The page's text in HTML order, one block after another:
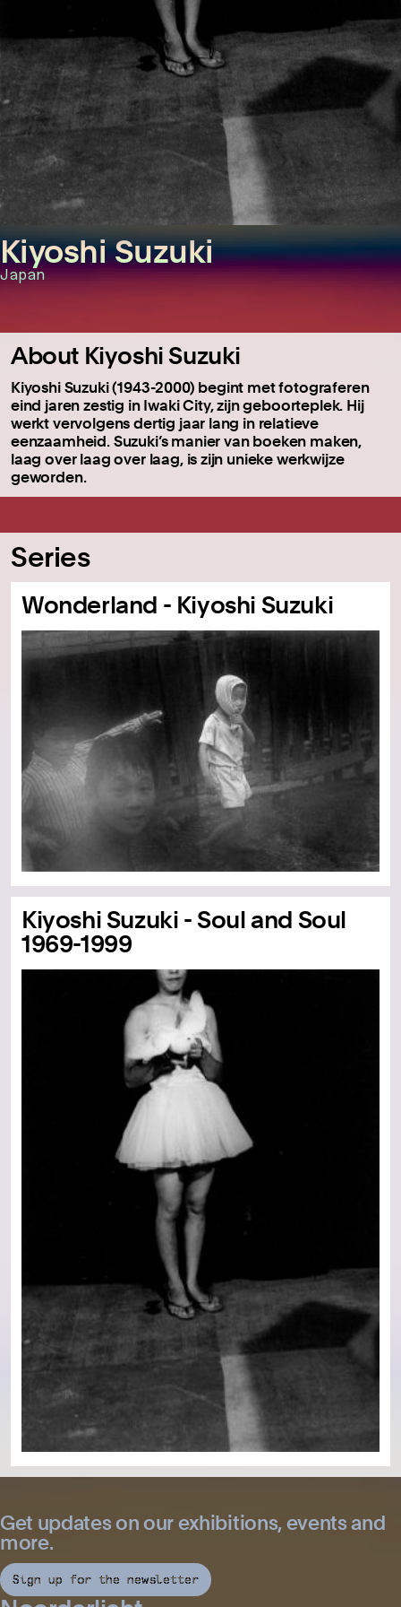
Kiyoshi Suzuki
Japan
About Kiyoshi Suzuki
Kiyoshi Suzuki (1943-2000) begint met fotograferen
eind jaren zestig in Iwaki City, zijn geboorteplek. Hij
werkt vervolgens dertig jaar lang in relatieve
eenzaamheid. Suzuki’s manier van boeken maken,
laag over laag over laag, is zijn unieke werkwijze
geworden.
Series
Wonderland - Kiyoshi Suzuki
Kiyoshi Suzuki - Soul and Soul
1969-1999
Get updates on our exhibitions, events and
more.
Sign up for the newsletter